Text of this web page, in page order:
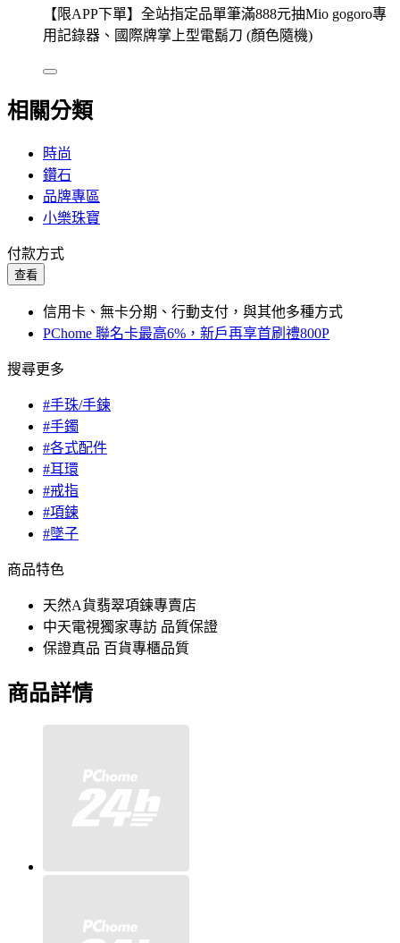
【限APP下單】全站指定品單筆滿888元抽Mio gogoro專
用記錄器、國際牌掌上型電鬍刀 (顏色隨機)
相關分類
時尚
鑽石
品牌專區
小樂珠寶
付款方式
查看
信用卡、無卡分期、行動支付，與其他多種方式
PChome 聯名卡最高6%，新戶再享首刷禮800P
搜尋更多
#手珠/手鍊
#手鐲
#各式配件
#耳環
#戒指
#項鍊
#墜子
商品特色
天然A貨翡翠項鍊專賣店
中天電視獨家專訪 品質保證
保證真品 百貨專櫃品質
商品詳情